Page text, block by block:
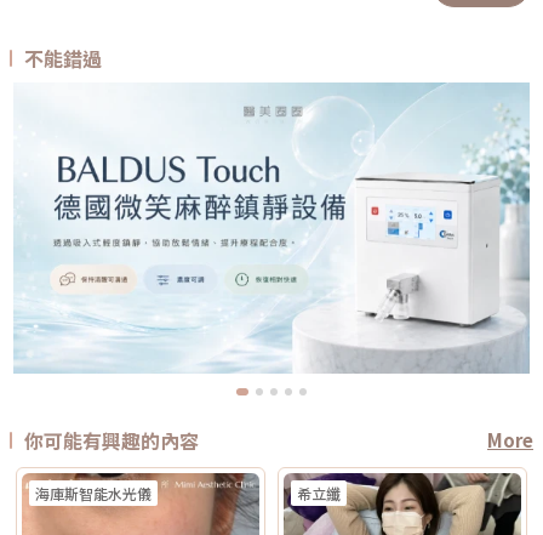
不能錯過
你可能有興趣的內容 More
海庫斯智能水光儀 希立纖